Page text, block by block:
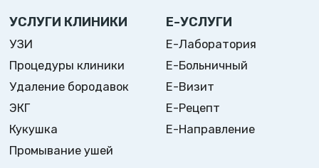
УСЛУГИ КЛИНИКИ
УЗИ
Процедуры клиники
Удаление бородавок
ЭКГ
Кукушка
Промывание ушей
Е-УСЛУГИ
Е-Лаборатория
Е-Больничный
Е-Визит
Е-Рецепт
Е-Направление